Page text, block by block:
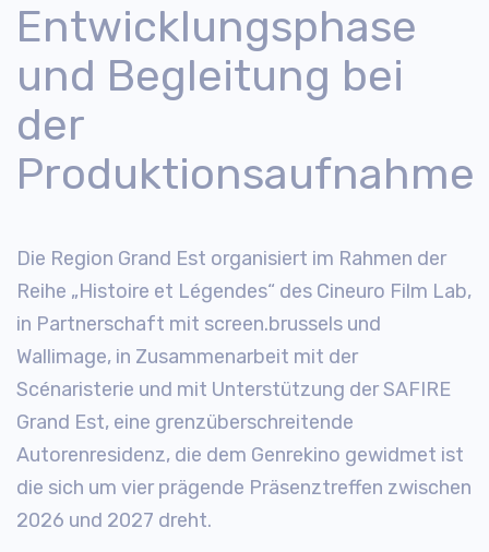
Entwicklungsphase
und Begleitung bei
der
Produktionsaufnahme
Die Region Grand Est organisiert im Rahmen der
Reihe „Histoire et Légendes“ des Cineuro Film Lab,
in Partnerschaft mit screen.brussels und
Wallimage, in Zusammenarbeit mit der
Scénaristerie und mit Unterstützung der SAFIRE
Grand Est, eine grenzüberschreitende
Autorenresidenz, die dem Genrekino gewidmet ist
die sich um vier prägende Präsenztreffen zwischen
2026 und 2027 dreht.